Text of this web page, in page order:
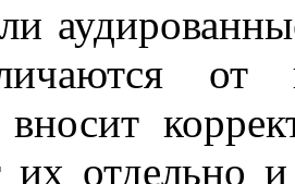
от
вносит
их отдельно